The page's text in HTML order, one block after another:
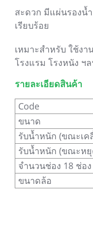
สะดวก มีแผ่นรองน้
เรียบร้อย
เหมาะสำหรับ ใช้ง
โรงแรม โรงหนัง ฯล
รายละเอียดสินค้า
Code
ขนาด
รับน้ำหนัก (ขณะเค
รับน้ำหนัก (ขณะห
จำนวนช่อง 18 ช่อง
ขนาดล้อ